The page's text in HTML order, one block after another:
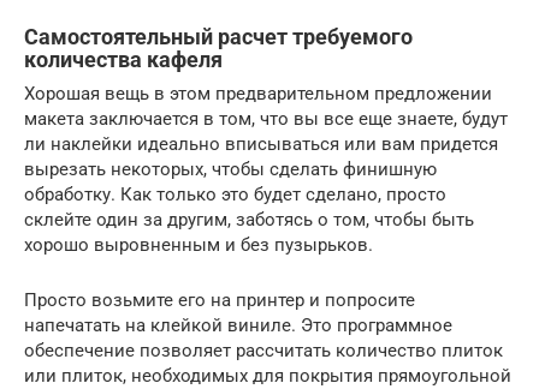
Самостоятельный расчет требуемого
количества кафеля
Хорошая вещь в этом предварительном предложении
макета заключается в том, что вы все еще знаете, будут
ли наклейки идеально вписываться или вам придется
вырезать некоторых, чтобы сделать финишную
обработку. Как только это будет сделано, просто
склейте один за другим, заботясь о том, чтобы быть
хорошо выровненным и без пузырьков.
Просто возьмите его на принтер и попросите
напечатать на клейкой виниле. Это программное
обеспечение позволяет рассчитать количество плиток
или плиток, необходимых для покрытия прямоугольной